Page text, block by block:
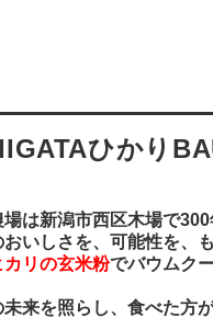
ひかり
は新潟市西区木場で
おいしさを、可能性を、
カリの玄米粉でバウムク
未来を照らし、食べた方